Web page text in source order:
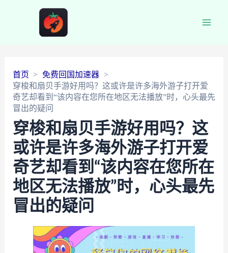
首页
免费回国加速器
穿梭和扇贝手游好用吗？这或许是许多海外游子打开爱
奇艺却看到“该内容在您所在地区无法播放”时，心头最先
冒出的疑问
穿梭和扇贝手游好用吗？这
或许是许多海外游子打开爱
奇艺却看到“该内容在您所在
地区无法播放”时，心头最先
冒出的疑问